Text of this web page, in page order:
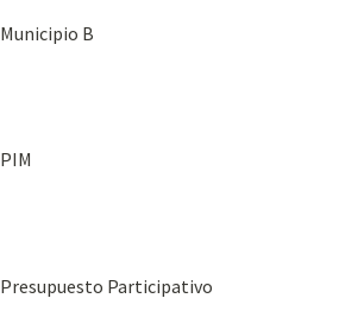
Municipio B
PIM
Presupuesto Participativo